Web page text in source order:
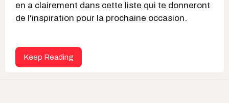
en a clairement dans cette liste qui te donneront
de l'inspiration pour la prochaine occasion.
Keep Reading